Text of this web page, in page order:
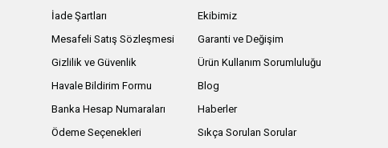
İade Şartları
Mesafeli Satış Sözleşmesi
Gizlilik ve Güvenlik
Havale Bildirim Formu
Banka Hesap Numaraları
Ödeme Seçenekleri
Ekibimiz
Garanti ve Değişim
Ürün Kullanım Sorumluluğu
Blog
Haberler
Sıkça Sorulan Sorular